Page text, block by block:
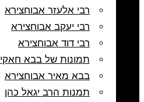
רבי אלעזר אבוחצירא
רבי יעקב אבוחצירא
רבי דוד אבוחצירא
תמונות של בבא חאקי
בבא מאיר אבוחצירא
תמנות הרב יגאל כהן